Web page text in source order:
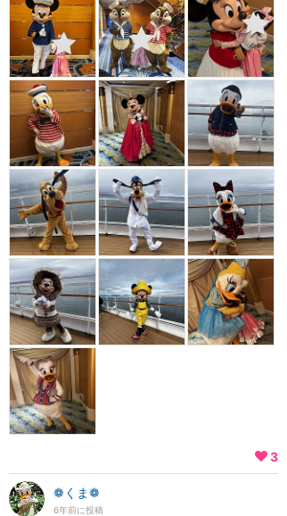
3
❁くま❁
6年前に投稿